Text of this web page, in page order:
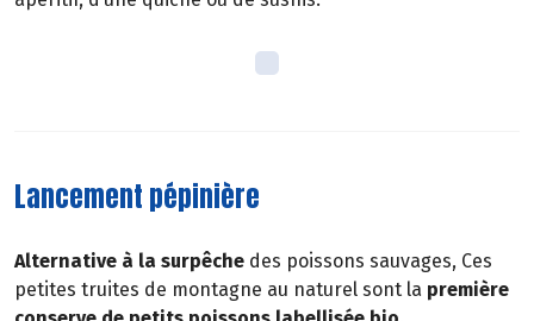
Lancement pépinière
Alternative à la surpêche des poissons sauvages, Ces
petites truites de montagne au naturel sont la première